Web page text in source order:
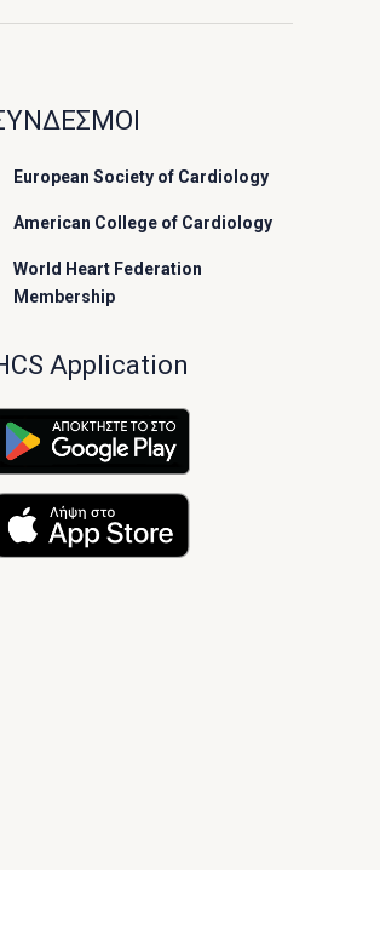
European Society of Cardiology
American College of Cardiology
World Heart Federation
Membership
Application